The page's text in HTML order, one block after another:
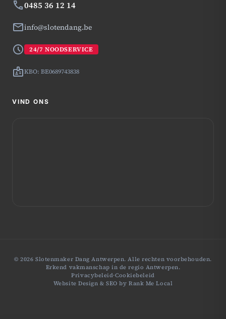
phone0485 36 12 14
mailinfo@slotendang.be
schedule 24/7 NOODSERVICE
badgeKBO: BE0689743838
VIND ONS
© 2026 Slotenmaker Dang Antwerpen. Alle rechten voorbehouden.
Erkend vakmanschap in de regio Antwerpen.
Privacybeleid·Cookiebeleid
Website Design & SEO byRank Me Local